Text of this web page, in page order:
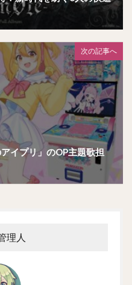
次の記事へ
イプリ」のOP主題歌担
理人